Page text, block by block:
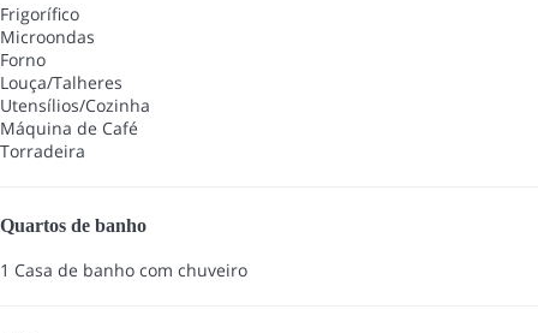
Frigorífico
Microondas
Forno
Louça/Talheres
Utensílios/Cozinha
Máquina de Café
Torradeira
Quartos de banho
1 Casa de banho com chuveiro